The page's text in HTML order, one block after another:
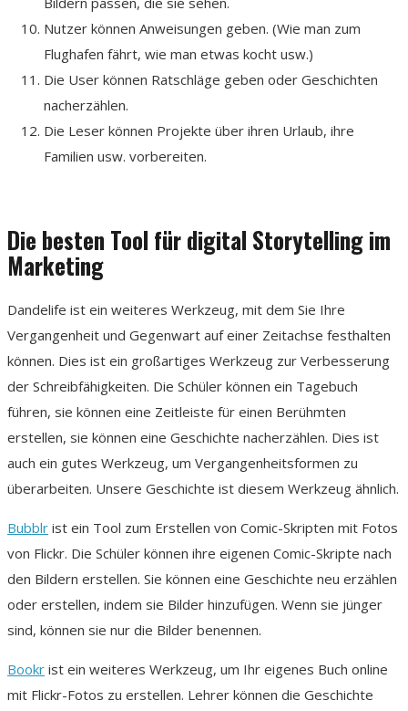
Nutzer können Anweisungen geben. (Wie man zum
Flughafen fährt, wie man etwas kocht usw.)
Die User können Ratschläge geben oder Geschichten
nacherzählen.
Die Leser können Projekte über ihren Urlaub, ihre
Familien usw. vorbereiten.
Die besten Tool für digital Storytelling im
Marketing
Dandelife ist ein weiteres Werkzeug, mit dem Sie Ihre
Vergangenheit und Gegenwart auf einer Zeitachse festhalten
können. Dies ist ein großartiges Werkzeug zur Verbesserung
der Schreibfähigkeiten. Die Schüler können ein Tagebuch
führen, sie können eine Zeitleiste für einen Berühmten
erstellen, sie können eine Geschichte nacherzählen. Dies ist
auch ein gutes Werkzeug, um Vergangenheitsformen zu
überarbeiten. Unsere Geschichte ist diesem Werkzeug ähnlich.
Bubblr ist ein Tool zum Erstellen von Comic-Skripten mit Fotos
von Flickr. Die Schüler können ihre eigenen Comic-Skripte nach
den Bildern erstellen. Sie können eine Geschichte neu erzählen
oder erstellen, indem sie Bilder hinzufügen. Wenn sie jünger
sind, können sie nur die Bilder benennen.
Bookr ist ein weiteres Werkzeug, um Ihr eigenes Buch online
mit Flickr-Fotos zu erstellen. Lehrer können die Geschichte